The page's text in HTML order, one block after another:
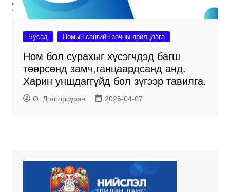
Бусад Номын сангийн зочны ярилцлага
Ном бол сурахыг хүсэгчдэд багш
төөрсөнд замч,ганцаардсанд анд.
Харин уншдаггүйд бол зүгээр тавилга.
О. Долгорсүрэн 2026-04-07